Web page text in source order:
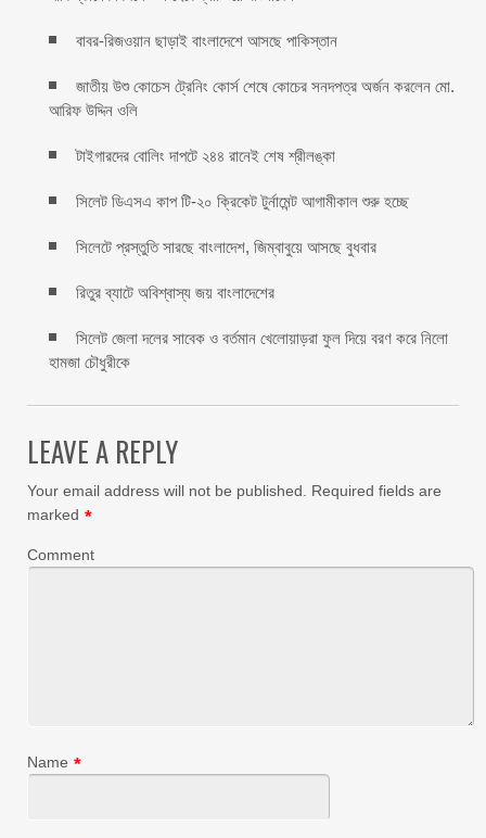
বাবর-রিজওয়ান ছাড়াই বাংলাদেশে আসছে পাকিস্তান
জাতীয় উশু কোচেস ট্রেনিং কোর্স শেষে কোচের সনদপত্র অর্জন করলেন মো.
আরিফ উদ্দিন ওলি
টাইগারদের বোলিং দাপটে ২৪৪ রানেই শেষ শ্রীলঙ্কা
সিলেট ডিএসএ কাপ টি-২০ ক্রিকেট টুর্নামেন্ট আগামীকাল শুরু হচ্ছে
সিলেটে প্রস্তুতি সারছে বাংলাদেশ, জিম্বাবুয়ে আসছে বুধবার
রিতুর ব্যাটে অবিশ্বাস্য জয় বাংলাদেশের
সিলেট জেলা দলের সাবেক ও বর্তমান খেলোয়াড়রা ফুল দিয়ে বরণ করে নিলো
হামজা চৌধুরীকে
LEAVE A REPLY
Your email address will not be published.
Required fields are
marked *
Comment
Name *